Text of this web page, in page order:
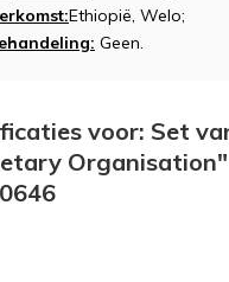
Ethiopië, Welo;
Geen.
voor: Set